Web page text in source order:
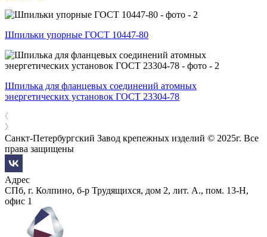
Шпильки упорные ГОСТ 10447-80
Шпилька для фланцевых соединений атомных
энергетических установок ГОСТ 23304-78
Санкт-Петербургский Завод крепежных изделий © 2025г. Все
права защищены
Адрес
СПб, г. Колпино, б-р Трудящихся, дом 2, лит. А., пом. 13-Н,
офис 1